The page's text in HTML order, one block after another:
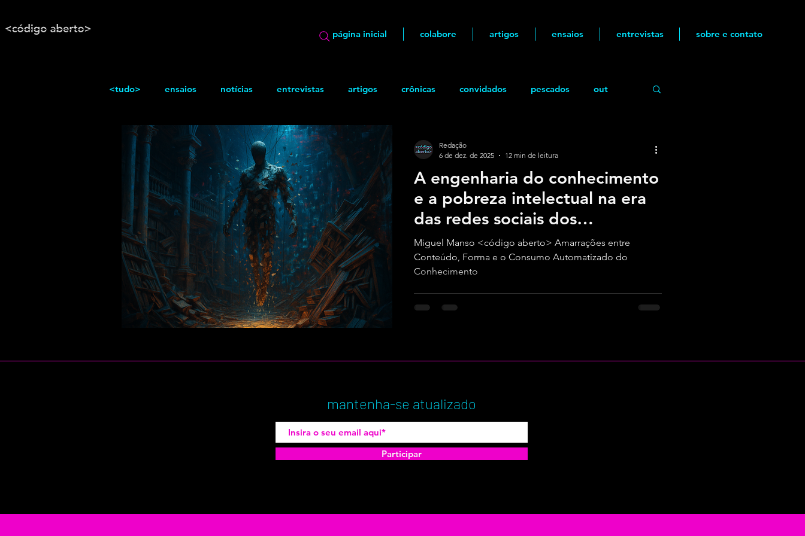
página inicial colabore artigos ensaios entrevistas sobre e contato
<tudo> ensaios notícias entrevistas artigos crônicas convidados pescados out
reportagem Texto / Reflexão geek Quadrinhos
A engenharia do conhecimento
e a pobreza intelectual na era
das redes sociais dos
monopólios
Miguel Manso <código aberto> Amarrações entre
Conteúdo, Forma e o Consumo Automatizado do
Conhecimento
Redação
6 de dez. de 2025
12 min de leitura
mantenha-se atualizado
Participar